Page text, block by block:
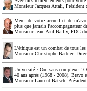
Monsieur Jacques Attali, Président
Merci de votre accueil et de
plus que jamais l'accompagnateur
Monsieur Jean-Paul Bailly, PDG
L'éthique est un combat de tous
Monsieur Christophe Barbier,
Université ? Oui sans complexe !
40 ans après (1968 - 2008). Bravo
Monsieur Laurent Batsch,